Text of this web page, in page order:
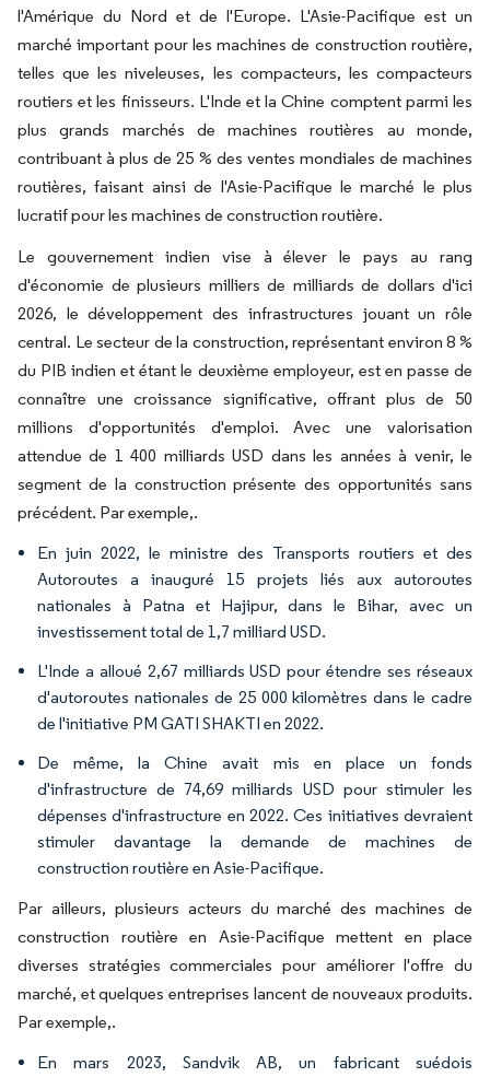
l'Amérique du Nord et de l'Europe. L'Asie-Pacifique est un
marché important pour les machines de construction routière,
telles que les niveleuses, les compacteurs, les compacteurs
routiers et les finisseurs. L'Inde et la Chine comptent parmi les
plus grands marchés de machines routières au monde,
contribuant à plus de 25 % des ventes mondiales de machines
routières, faisant ainsi de l'Asie-Pacifique le marché le plus
lucratif pour les machines de construction routière.
Le gouvernement indien vise à élever le pays au rang
d'économie de plusieurs milliers de milliards de dollars d'ici
2026, le développement des infrastructures jouant un rôle
central. Le secteur de la construction, représentant environ 8 %
du PIB indien et étant le deuxième employeur, est en passe de
connaître une croissance significative, offrant plus de 50
millions d'opportunités d'emploi. Avec une valorisation
attendue de 1 400 milliards USD dans les années à venir, le
segment de la construction présente des opportunités sans
précédent. Par exemple,.
En juin 2022, le ministre des Transports routiers et des
Autoroutes a inauguré 15 projets liés aux autoroutes
nationales à Patna et Hajipur, dans le Bihar, avec un
investissement total de 1,7 milliard USD.
L'Inde a alloué 2,67 milliards USD pour étendre ses réseaux
d'autoroutes nationales de 25 000 kilomètres dans le cadre
de l'initiative PM GATI SHAKTI en 2022.
De même, la Chine avait mis en place un fonds
d'infrastructure de 74,69 milliards USD pour stimuler les
dépenses d'infrastructure en 2022. Ces initiatives devraient
stimuler davantage la demande de machines de
construction routière en Asie-Pacifique.
Par ailleurs, plusieurs acteurs du marché des machines de
construction routière en Asie-Pacifique mettent en place
diverses stratégies commerciales pour améliorer l'offre du
marché, et quelques entreprises lancent de nouveaux produits.
Par exemple,.
En mars 2023, Sandvik AB, un fabricant suédois